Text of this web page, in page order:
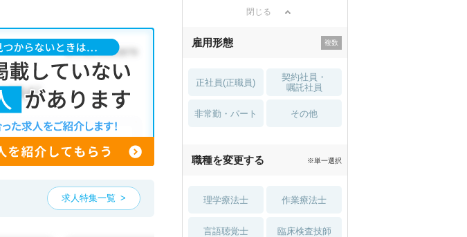
求人特集一覧
閉じる
雇用形態
正社員(正職員)
契約社員・
嘱託社員
非常勤・パート その他
職種を変更する ※単一選択
理学療法士 作業療法士
言語聴覚士 臨床検査技師